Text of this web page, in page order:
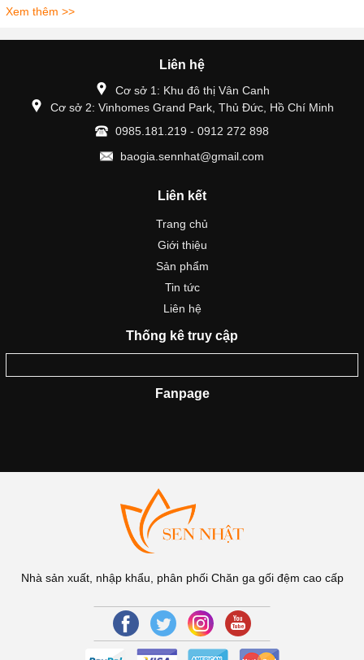
Xem thêm >>
Liên hệ
Cơ sở 1: Khu đô thị Vân Canh
Cơ sở 2: Vinhomes Grand Park, Thủ Đức, Hồ Chí Minh
0985.181.219 - 0912 272 898
baogia.sennhat@gmail.com
Liên kết
Trang chủ
Giới thiệu
Sản phẩm
Tin tức
Liên hệ
Thống kê truy cập
Fanpage
Nhà sản xuất, nhập khẩu, phân phối Chăn ga gối đệm cao cấp